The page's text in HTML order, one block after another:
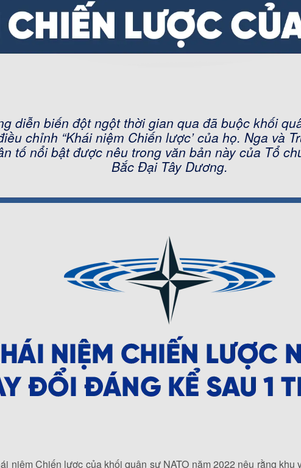
diễn biến đột ngột thời gian qua đã buộc khối
chỉnh “Khái niệm Chiến lược’ của họ. Nga và
tố nổi bật được nêu trong văn bản này của Tổ
Bắc Đại Tây Dương.
niệm Chiến lược của khối quân sự NATO năm 2022 nêu rằng khu